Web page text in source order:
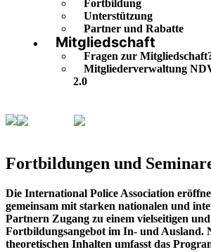
Fortbildung
Unterstützung
Partner und Rabatte
Mitgliedschaft
Fragen zur
Mitgliederverwaltung
2.0
Fort­bildungen und
Die International Police Association
gemeinsam mit starken nationalen und
Partnern Zugang zu einem vielseitigen
Fortbildungsangebot im In- und Ausland.
theoretischen Inhalten umfasst das